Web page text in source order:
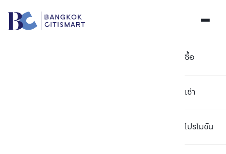
ซื้อ
เช่า
โปรโมชัน